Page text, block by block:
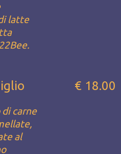
latte
carne
al
€ 18.00